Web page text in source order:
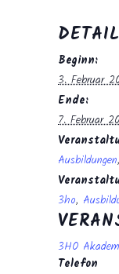
Beginn:
3. Februar
Ende:
7. Februar
Ausbildungen,
3ho,
3HO
Telefon